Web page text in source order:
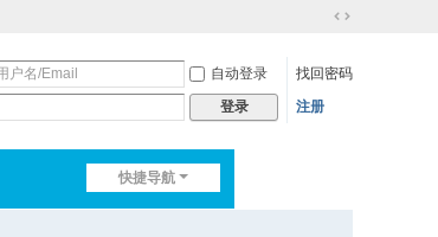
到
自动登录
找回密码
登录 注册
快捷导航